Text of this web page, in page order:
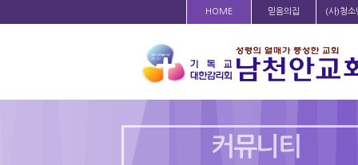
HOME 믿음의집 (사)청소
커뮤니티